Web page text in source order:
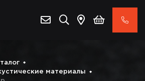
материалы